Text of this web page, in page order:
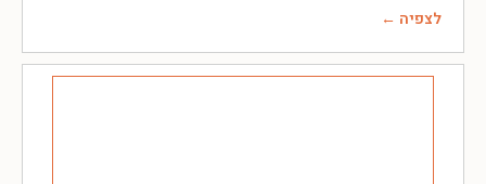
לצפיה ←